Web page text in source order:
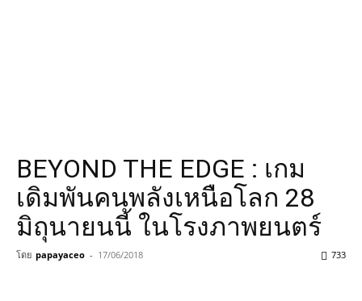
BEYOND THE EDGE : เกม
เดิมพันคนพลังเหนือโลก 28
มิถุนายนนี้ ในโรงภาพยนตร์
โดย papayaceo - 17/06/2018 733